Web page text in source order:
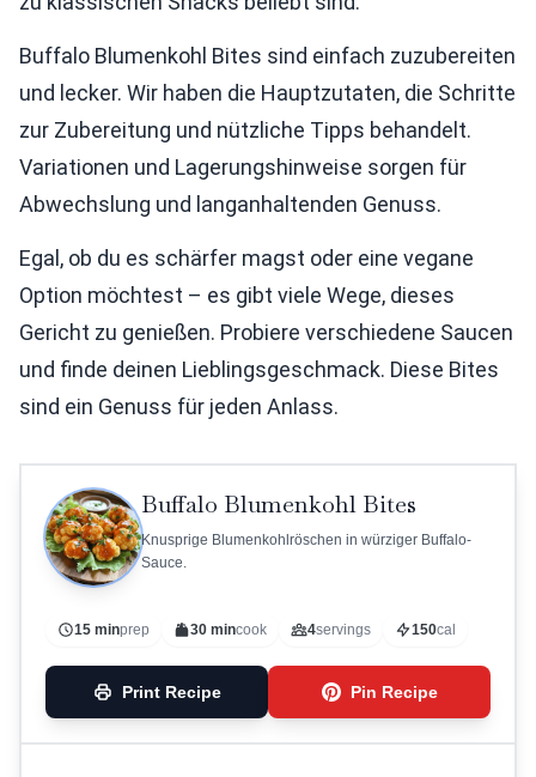
Buffalo Blumenkohl Bites sind einfach zuzubereiten
und lecker. Wir haben die Hauptzutaten, die Schritte
zur Zubereitung und nützliche Tipps behandelt.
Variationen und Lagerungshinweise sorgen für
Abwechslung und langanhaltenden Genuss.
Egal, ob du es schärfer magst oder eine vegane
Option möchtest – es gibt viele Wege, dieses
Gericht zu genießen. Probiere verschiedene Saucen
und finde deinen Lieblingsgeschmack. Diese Bites
sind ein Genuss für jeden Anlass.
Buffalo Blumenkohl Bites
Knusprige Blumenkohlröschen in würziger Buffalo-
Sauce.
15 minprep 30 mincook 4servings 150cal
Print Recipe Pin Recipe